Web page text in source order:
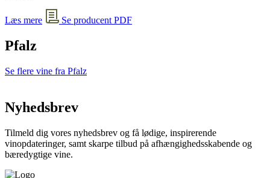
Læs mere Se producent PDF
Pfalz
Se flere vine fra Pfalz
Nyhedsbrev
Tilmeld dig vores nyhedsbrev og få lødige, inspirerende
vinopdateringer, samt skarpe tilbud på afhængighedsskabende og
bæredygtige vine.